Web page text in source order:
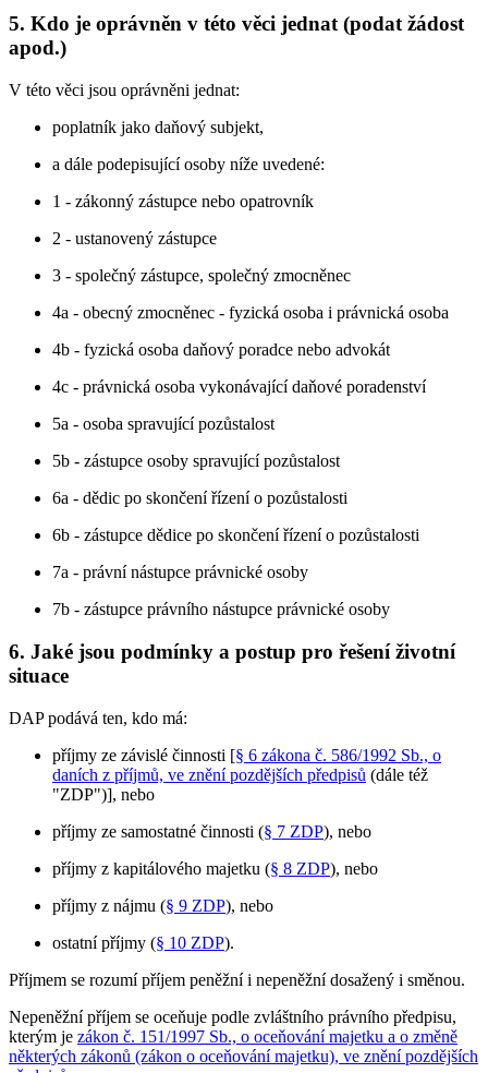
5. Kdo je oprávněn v této věci jednat (podat žádost
apod.)
V této věci jsou oprávněni jednat:
poplatník jako daňový subjekt,
a dále podepisující osoby níže uvedené:
1 - zákonný zástupce nebo opatrovník
2 - ustanovený zástupce
3 - společný zástupce, společný zmocněnec
4a - obecný zmocněnec - fyzická osoba i právnická osoba
4b - fyzická osoba daňový poradce nebo advokát
4c - právnická osoba vykonávající daňové poradenství
5a - osoba spravující pozůstalost
5b - zástupce osoby spravující pozůstalost
6a - dědic po skončení řízení o pozůstalosti
6b - zástupce dědice po skončení řízení o pozůstalosti
7a - právní nástupce právnické osoby
7b - zástupce právního nástupce právnické osoby
6. Jaké jsou podmínky a postup pro řešení životní
situace
DAP podává ten, kdo má:
příjmy ze závislé činnosti [§ 6 zákona č. 586/1992 Sb., o
daních z příjmů, ve znění pozdějších předpisů (dále též
"ZDP")], nebo
příjmy ze samostatné činnosti (§ 7 ZDP), nebo
příjmy z kapitálového majetku (§ 8 ZDP), nebo
příjmy z nájmu (§ 9 ZDP), nebo
ostatní příjmy (§ 10 ZDP).
Příjmem se rozumí příjem peněžní i nepeněžní dosažený i směnou.
Nepeněžní příjem se oceňuje podle zvláštního právního předpisu,
kterým je zákon č. 151/1997 Sb., o oceňování majetku a o změně
některých zákonů (zákon o oceňování majetku), ve znění pozdějších